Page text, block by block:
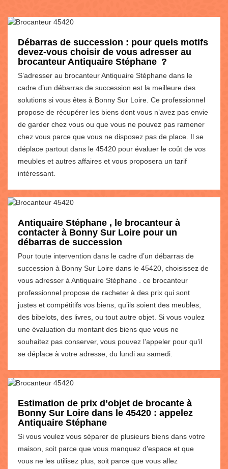
Débarras de succession : pour quels motifs
devez-vous choisir de vous adresser au
brocanteur Antiquaire Stéphane ?
S’adresser au brocanteur Antiquaire Stéphane dans le
cadre d’un débarras de succession est la meilleure des
solutions si vous êtes à Bonny Sur Loire. Ce professionnel
propose de récupérer les biens dont vous n’avez pas envie
de garder chez vous ou que vous ne pouvez pas ramener
chez vous parce que vous ne disposez pas de place. Il se
déplace partout dans le 45420 pour évaluer le coût de vos
meubles et autres affaires et vous proposera un tarif
intéressant.
Antiquaire Stéphane , le brocanteur à
contacter à Bonny Sur Loire pour un
débarras de succession
Pour toute intervention dans le cadre d’un débarras de
succession à Bonny Sur Loire dans le 45420, choisissez de
vous adresser à Antiquaire Stéphane . ce brocanteur
professionnel propose de racheter à des prix qui sont
justes et compétitifs vos biens, qu’ils soient des meubles,
des bibelots, des livres, ou tout autre objet. Si vous voulez
une évaluation du montant des biens que vous ne
souhaitez pas conserver, vous pouvez l’appeler pour qu’il
se déplace à votre adresse, du lundi au samedi.
Estimation de prix d’objet de brocante à
Bonny Sur Loire dans le 45420 : appelez
Antiquaire Stéphane
Si vous voulez vous séparer de plusieurs biens dans votre
maison, soit parce que vous manquez d’espace et que
vous ne les utilisez plus, soit parce que vous allez